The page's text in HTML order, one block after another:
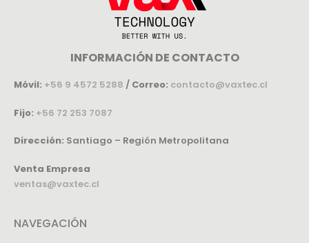
INFORMACIÓN DE CONTACTO
Móvil: +56 9 4572 5288 / Correo: contacto@vaxtec.cl
Fijo: +56 72 253 7087
Dirección: Santiago – Región Metropolitana
Venta Empresa
ventas@vaxtec.cl
NAVEGACIÓN